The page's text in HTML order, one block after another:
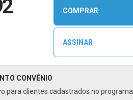
COMPRAR
ASSINAR
CONVÊNIO
para clientes cadastrados no programa